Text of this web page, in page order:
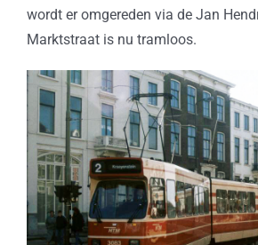
wordt er omgereden via de Jan
Marktstraat is nu tramloos.